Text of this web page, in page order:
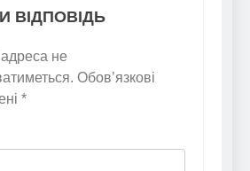
ВІДПОВІДЬ
не
Обов’язкові
*